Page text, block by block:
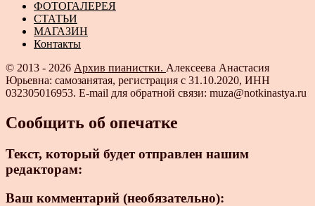
ФОТОГАЛЕРЕЯ
СТАТЬИ
МАГАЗИН
Контакты
© 2013 - 2026 Архив пианистки. Алексеева Анастасия
Юрьевна: самозанятая, регистрация с 31.10.2020, ИНН
032305016953. E-mail для обратной связи: muza@notkinastya.ru
Сообщить об опечатке
Текст, который будет отправлен нашим
редакторам:
Ваш комментарий (необязательно):